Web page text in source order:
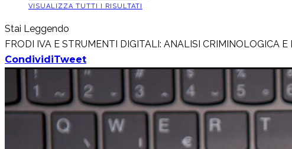
VISUALIZZA TUTTI I RISULTATI
Stai Leggendo
FRODI IVA E STRUMENTI DIGITALI: ANALISI CRIMINOLOGICA
CondividiTweet